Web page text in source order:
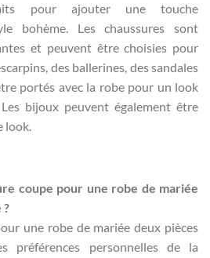
pour ajouter une touche
bohème. Les chaussures sont
et peuvent être choisies pour
des ballerines, des sandales
portés avec la robe pour un look
bijoux peuvent également être
look.
coupe pour une robe de mariée
?
une robe de mariée deux pièces
préférences personnelles de la